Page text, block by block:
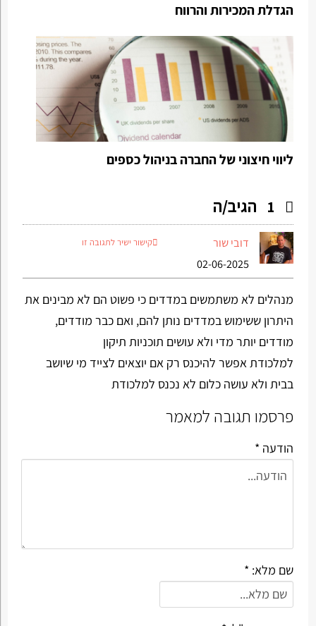
הגדלת המכירות והרווח
ליווי חיצוני של החברה בניהול כספים
1 הגיב/ה
דובי שור
02-06-2025
קישור ישיר לתגובה זו
מנהלים לא משתמשים במדדים כי פשוט הם לא מבינים את
היתרון ששימוש במדדים נותן להם, ואם כבר מודדים,
מודדים יותר מדי ולא עושים תוכניות תיקון
למלכודת אפשר להיכנס רק אם יוצאים לצייד מי שיושב
בבית ולא עושה כלום לא נכנס למלכודת
פרסמו תגובה למאמר
הודעה *
שם מלא: *